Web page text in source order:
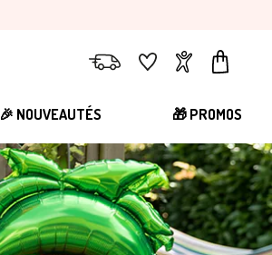
LivraisonFavorisComptePanier
🎉 NOUVEAUTÉS 🎁 PROMOS